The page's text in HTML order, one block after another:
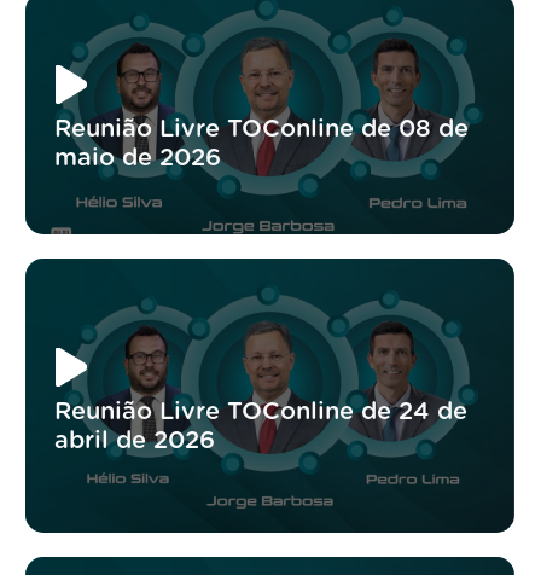
Reunião Livre TOConline de 08 de
maio de 2026
Reunião Livre TOConline de 24 de
abril de 2026